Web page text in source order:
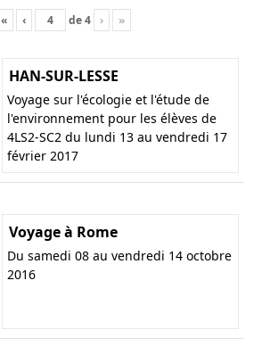
« ‹ de4 › »
HAN-SUR-LESSE
Voyage sur l'écologie et l'étude de
l'environnement pour les élèves de
4LS2-SC2 du lundi 13 au vendredi 17
février 2017
Voyage à Rome
Du samedi 08 au vendredi 14 octobre
2016